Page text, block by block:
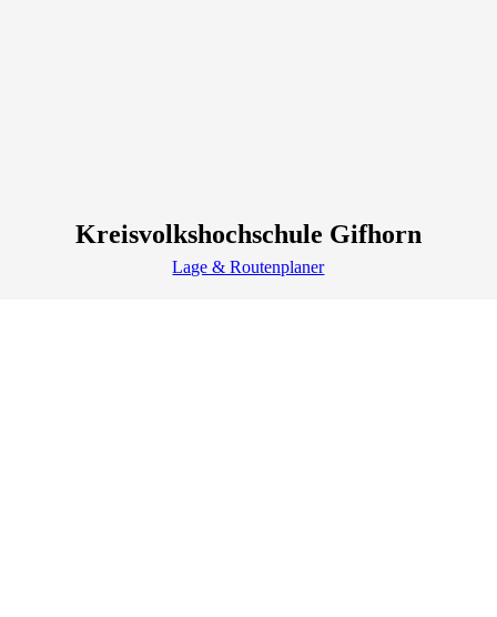
Kreisvolkshochschule Gifhorn
Lage & Routenplaner